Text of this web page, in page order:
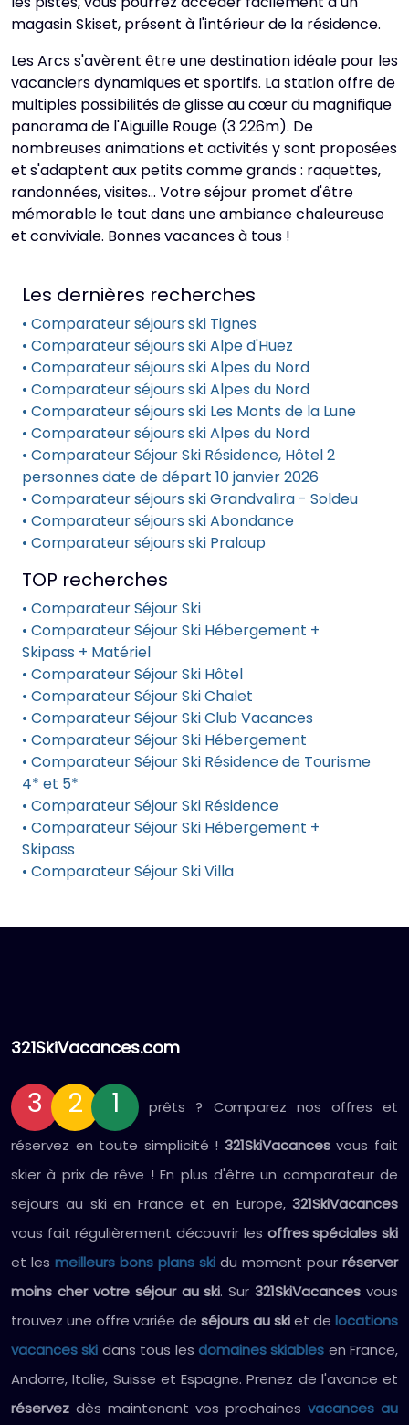
magasin Skiset, présent à l'intérieur de la résidence.
Les Arcs s'avèrent être une destination idéale pour les
vacanciers dynamiques et sportifs. La station offre de
multiples possibilités de glisse au cœur du magnifique
panorama de l'Aiguille Rouge (3 226m). De
nombreuses animations et activités y sont proposées
et s'adaptent aux petits comme grands : raquettes,
randonnées, visites… Votre séjour promet d'être
mémorable le tout dans une ambiance chaleureuse
et conviviale. Bonnes vacances à tous !
Les dernières recherches
• Comparateur séjours ski Tignes
• Comparateur séjours ski Alpe d'Huez
• Comparateur séjours ski Alpes du Nord
• Comparateur séjours ski Alpes du Nord
• Comparateur séjours ski Les Monts de la Lune
• Comparateur séjours ski Alpes du Nord
• Comparateur Séjour Ski Résidence, Hôtel 2
personnes date de départ 10 janvier 2026
• Comparateur séjours ski Grandvalira - Soldeu
• Comparateur séjours ski Abondance
• Comparateur séjours ski Praloup
TOP recherches
• Comparateur Séjour Ski
• Comparateur Séjour Ski Hébergement +
Skipass + Matériel
• Comparateur Séjour Ski Hôtel
• Comparateur Séjour Ski Chalet
• Comparateur Séjour Ski Club Vacances
• Comparateur Séjour Ski Hébergement
• Comparateur Séjour Ski Résidence de Tourisme
4* et 5*
• Comparateur Séjour Ski Résidence
• Comparateur Séjour Ski Hébergement +
Skipass
• Comparateur Séjour Ski Villa
321SkiVacances.com
3 2 1
prêts ? Comparez nos offres et
réservez en toute simplicité ! 321SkiVacancesvous fait
skier à prix de rêve ! En plus d'être un comparateur de
sejours au ski en France et en Europe, 321SkiVacances
vous fait régulièrement découvrir les offres spéciales ski
et les meilleurs bons plans ski du moment pour réserver
moins cher votre séjour au ski. Sur321SkiVacances vous
trouvez une offre variée de séjours au skiet de locations
vacances ski dans tous les domaines skiables en France,
Andorre, Italie, Suisse et Espagne. Prenez de l'avance et
réservez dès maintenant vos prochaines vacances au